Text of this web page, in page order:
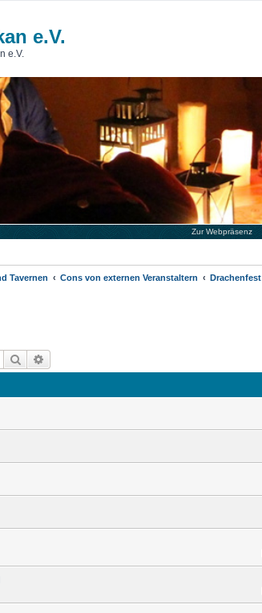
e.V.
e.V.
Zur Webpräsenz
Tavernen Cons von externen Veranstaltern Drachenfest
Suche